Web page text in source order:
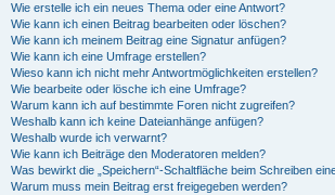
Wie erstelle ich ein neues Thema oder eine Antwort?
Wie kann ich einen Beitrag bearbeiten oder löschen?
Wie kann ich meinem Beitrag eine Signatur anfügen?
Wie kann ich eine Umfrage erstellen?
Wieso kann ich nicht mehr Antwortmöglichkeiten erstellen?
Wie bearbeite oder lösche ich eine Umfrage?
Warum kann ich auf bestimmte Foren nicht zugreifen?
Weshalb kann ich keine Dateianhänge anfügen?
Weshalb wurde ich verwarnt?
Wie kann ich Beiträge den Moderatoren melden?
Was bewirkt die „Speichern“-Schaltfläche beim Schreiben
Warum muss mein Beitrag erst freigegeben werden?